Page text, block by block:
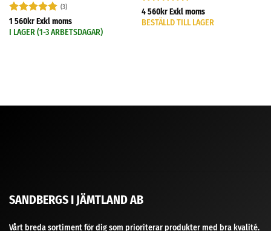
Betygsatt5
av 5
(3)
1 560krExkl moms
I LAGER (1-3 ARBETSDAGAR)
Betygsatt
0
4 560krExkl moms
BESTÄLLD TILL LAGER
SANDBERGS I JÄMTLAND AB
Vårt breda sortiment för dig som prioriterar produkter med bra kvalité.